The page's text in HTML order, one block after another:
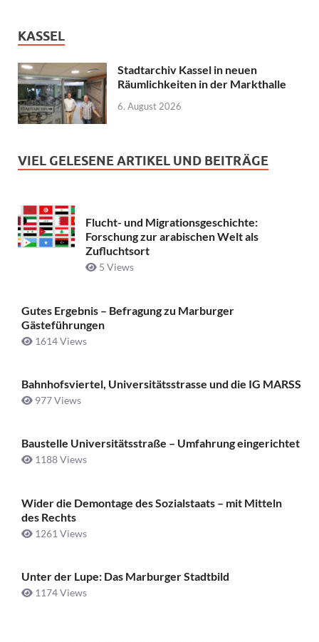
KASSEL
Stadtarchiv Kassel in neuen
Räumlichkeiten in der Markthalle
6. August 2026
VIEL GELESENE ARTIKEL UND BEITRÄGE
Flucht- und Migrationsgeschichte:
Forschung zur arabischen Welt als
Zufluchtsort
5 Views
Gutes Ergebnis – Befragung zu Marburger
Gästeführungen
1614 Views
Bahnhofsviertel, Universitätsstrasse und die IG MARSS
977 Views
Baustelle Universitätsstraße ­– Umfahrung eingerichtet
1188 Views
Wider die Demontage des Sozialstaats – mit Mitteln
des Rechts
1261 Views
Unter der Lupe: Das Marburger Stadtbild
1174 Views